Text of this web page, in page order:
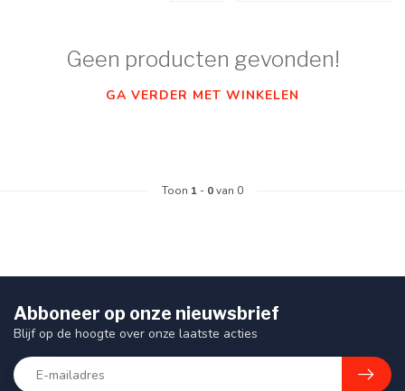
Geen producten gevonden!
GA VERDER MET WINKELEN
Toon 1 - 0van 0
Abboneer op onze nieuwsbrief
Blijf op de hoogte over onze laatste acties